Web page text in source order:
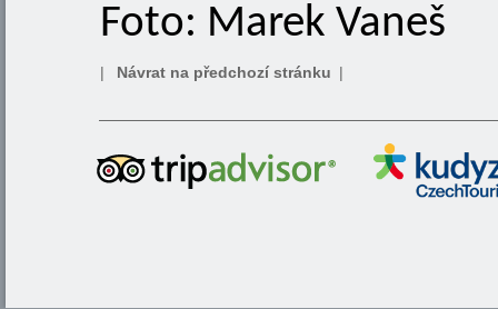
Foto: Marek Vaneš
| Návrat na předchozí stránku |